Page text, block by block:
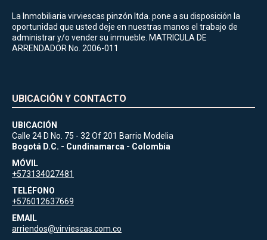
La Inmobiliaria virviescas pinzón ltda. pone a su disposición la
oportunidad que usted deje en nuestras manos el trabajo de
administrar y/o vender su inmueble. MATRICULA DE
ARRENDADOR No. 2006-011
UBICACIÓN Y CONTACTO
UBICACIÓN
Calle 24 D No. 75 - 32 Of 201 Barrio Modelia
Bogotá D.C. - Cundinamarca - Colombia
MÓVIL
+573134027481
TELÉFONO
+576012637669
EMAIL
arriendos@virviescas.com.co